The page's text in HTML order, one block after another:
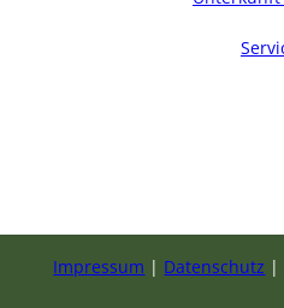
o
Impressum Datenschutz